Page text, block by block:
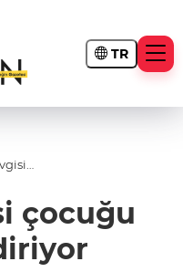
TR
çocuğu